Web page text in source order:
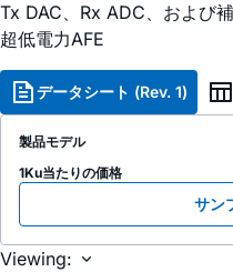
Tx DAC、Rx ADC、および
超低電力AFE
データシート (Rev. 1)
製品モデル
1Ku当たりの価格
サン
Viewing: